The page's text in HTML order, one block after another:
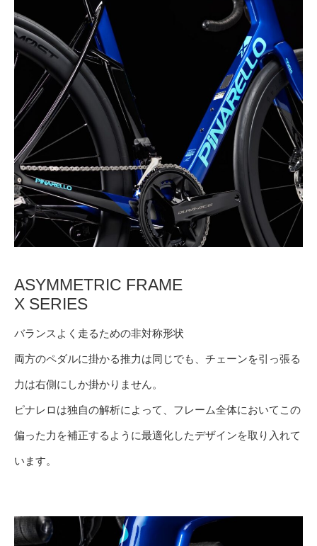
ASYMMETRIC FRAME
X SERIES
バランスよく走るための非対称形状
両方のペダルに掛かる推力は同じでも、チェーンを引っ張る
力は右側にしか掛かりません。
ピナレロは独自の解析によって、フレーム全体においてこの
偏った力を補正するように最適化したデザインを取り入れて
います。